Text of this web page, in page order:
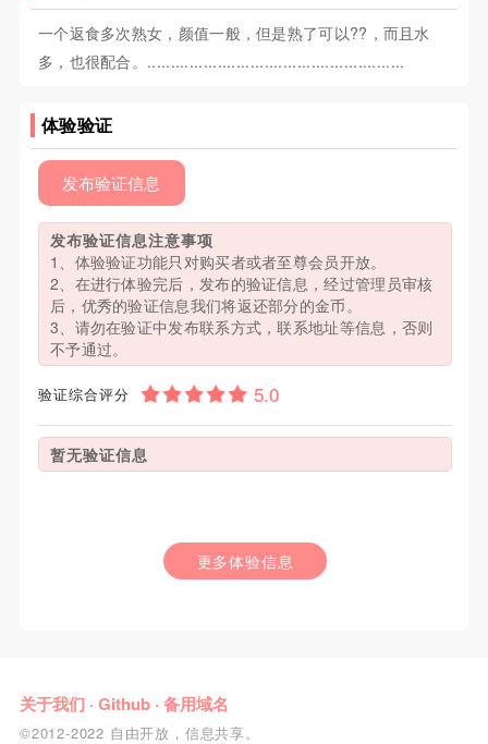
一个返食多次熟女，颜值一般，但是熟了可以??，而且水
多，也很配合。.......................................................
体验验证
发布验证信息
发布验证信息注意事项
1、体验验证功能只对购买者或者至尊会员开放。
2、在进行体验完后，发布的验证信息，经过管理员审核
后，优秀的验证信息我们将返还部分的金币。
3、请勿在验证中发布联系方式，联系地址等信息，否则
不予通过。
验证综合评分
暂无验证信息
更多体验信息
关于我们 · Github· 备用域名
©2012-2022 自由开放，信息共享。